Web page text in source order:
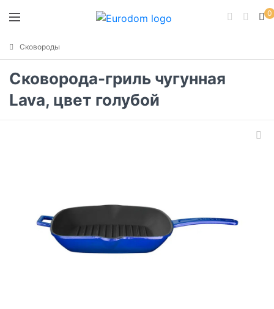
0
Сковороды
Сковорода-гриль чугунная
Lava, цвет голубой